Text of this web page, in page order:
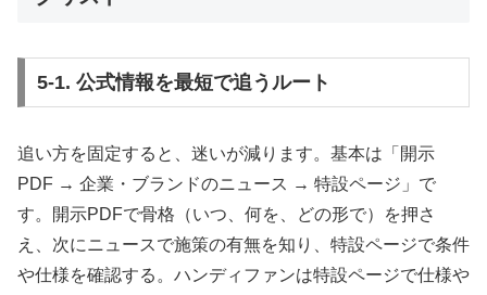
5-1. 公式情報を最短で追うルート
追い方を固定すると、迷いが減ります。基本は「開示
PDF → 企業・ブランドのニュース → 特設ページ」で
す。開示PDFで骨格（いつ、何を、どの形で）を押さ
え、次にニュースで施策の有無を知り、特設ページで条件
や仕様を確認する。ハンディファンは特設ページで仕様や